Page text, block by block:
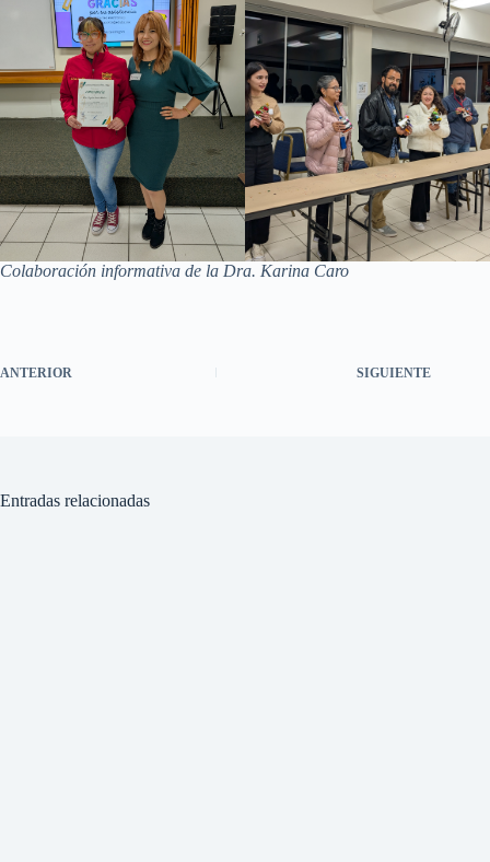
Colaboración informativa de la Dra. Karina Caro
ANTERIOR SIGUIENTE
Entradas relacionadas